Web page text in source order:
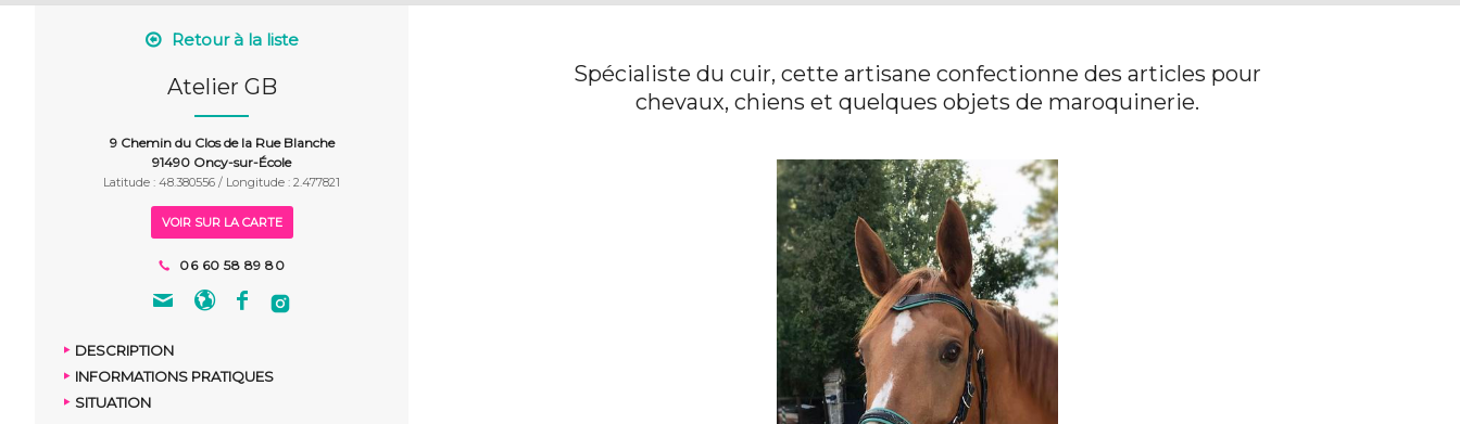
Retour à la liste
Atelier GB
9 Chemin du Clos de la Rue Blanche
91490 Oncy-sur-École
Latitude : 48.380556 / Longitude : 2.477821
VOIR SUR LA CARTE
06 60 58 89 80
DESCRIPTION
INFORMATIONS PRATIQUES
SITUATION
Spécialiste du cuir, cette artisane confectionne des articles pour
chevaux, chiens et quelques objets de maroquinerie.